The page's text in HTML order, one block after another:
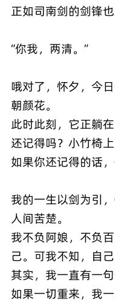
正如司南剑的剑锋
“你我，两清。”
哦对了，怀夕，今
朝颜花。
此时此刻，它正躺
还记得吗？小竹椅上
如果你还记得的话
我的一生以剑为引
人间苦楚。
我不负阿娘，不负
己。可我不知，自
其实，我一直有一
如果一切重来，我